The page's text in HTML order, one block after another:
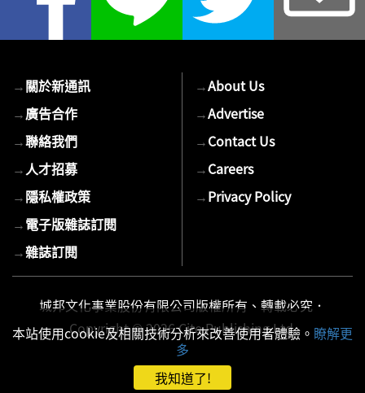
→關於新通訊
→廣告合作
→聯絡我們
→人才招募
→隱私權政策
→電子版雜誌訂閱
→雜誌訂閱
→About Us
→Advertise
→Contact Us
→Careers
→Privacy Policy
城邦文化事業股份有限公司版權所有、轉載必究．
Copyright © 2026 Cite Publishing Ltd.
本站使用cookie及相關技術分析來改善使用者體驗。 瞭解更
多
我知道了!